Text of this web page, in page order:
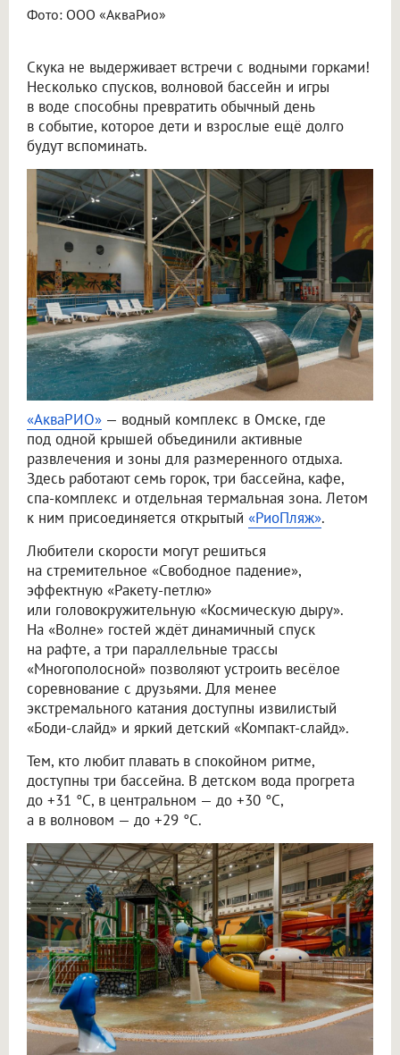
Фото: ООО «АкваРио»
Скука не выдерживает встречи с водными горками!
Несколько спусков, волновой бассейн и игры
в воде способны превратить обычный день
в событие, которое дети и взрослые ещё долго
будут вспоминать.
«АкваРИО» — водный комплекс в Омске, где
под одной крышей объединили активные
развлечения и зоны для размеренного отдыха.
Здесь работают семь горок, три бассейна, кафе,
спа-комплекс и отдельная термальная зона. Летом
к ним присоединяется открытый «РиоПляж».
Любители скорости могут решиться
на стремительное «Свободное падение»,
эффектную «Ракету-петлю»
или головокружительную «Космическую дыру».
На «Волне» гостей ждёт динамичный спуск
на рафте, а три параллельные трассы
«Многополосной» позволяют устроить весёлое
соревнование с друзьями. Для менее
экстремального катания доступны извилистый
«Боди-слайд» и яркий детский «Компакт-слайд».
Тем, кто любит плавать в спокойном ритме,
доступны три бассейна. В детском вода прогрета
до +31 °C, в центральном — до +30 °C,
а в волновом — до +29 °C.